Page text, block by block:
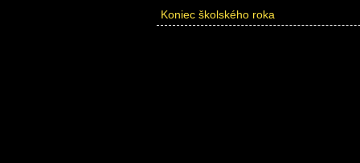
Koniec školského roka